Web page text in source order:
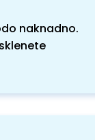
naknadno.